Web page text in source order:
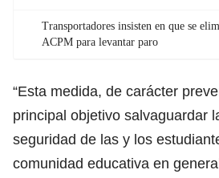
Transportadores insisten en que se
ACPM para levantar paro
“Esta medida, de carácter
principal objetivo salvaguardar
seguridad de las y los
comunidad educativa en